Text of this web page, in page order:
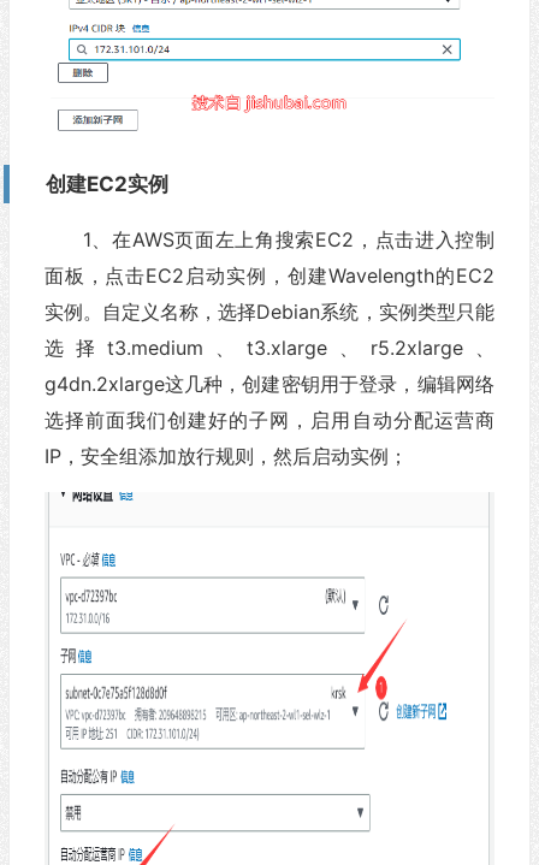
创建EC2实例
1、在AWS页面左上角搜索EC2，点击进入控制
面板，点击EC2启动实例，创建Wavelength的EC2
实例。自定义名称，选择Debian系统，实例类型只能
选择t3.medium、t3.xlarge、r5.2xlarge、
g4dn.2xlarge这几种，创建密钥用于登录，编辑网络
选择前面我们创建好的子网，启用自动分配运营商
IP，安全组添加放行规则，然后启动实例；